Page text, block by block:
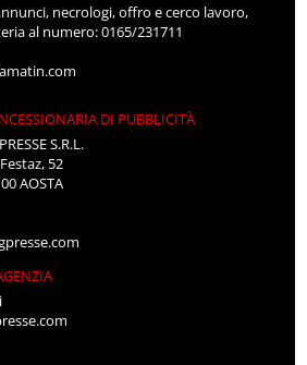
necrologi, offro e cerco lavoro,
al numero: 0165/231711
DI PUBBLICITÀ
S.R.L.
52
AOSTA